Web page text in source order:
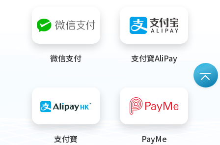
微信支付 支付寶AliPay
支付寶 PayMe